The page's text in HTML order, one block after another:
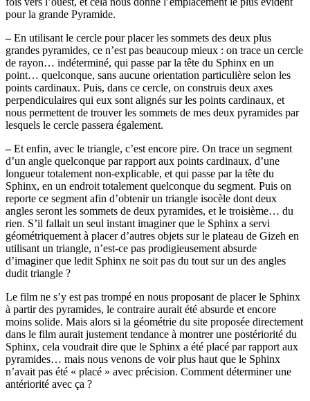
pour la grande Pyramide.
–En utilisant le cercle pour placer les sommets des deux plus
grandes pyramides, ce n’est pas beaucoup mieux : on trace un cercle
de rayon… indéterminé, qui passe par la tête du Sphinx en un
point… quelconque, sans aucune orientation particulière selon les
points cardinaux. Puis, dans ce cercle, on construis deux axes
perpendiculaires qui eux sont alignés sur les points cardinaux, et
nous permettent de trouver les sommets de mes deux pyramides par
lesquels le cercle passera également.
–Et enfin, avec le triangle, c’est encore pire. On trace un segment
d’un angle quelconque par rapport aux points cardinaux, d’une
longueur totalement non-explicable, et qui passe par la tête du
Sphinx, en un endroit totalement quelconque du segment. Puis on
reporte ce segment afin d’obtenir un triangle isocèle dont deux
angles seront les sommets de deux pyramides, et le troisième… du
rien. S’il fallait un seul instant imaginer que le Sphinx a servi
géométriquement à placer d’autres objets sur le plateau de Gizeh en
utilisant un triangle, n’est-ce pas prodigieusement absurde
d’imaginer que ledit Sphinx ne soit pas du tout sur un des angles
dudit triangle ?
Le film ne s’y est pas trompé en nous proposant de placer le Sphinx
à partir des pyramides, le contraire aurait été absurde et encore
moins solide. Mais alors si la géométrie du site proposée directement
dans le film aurait justement tendance à montrer une postériorité du
Sphinx, cela voudrait dire que le Sphinx a été placé par rapport aux
pyramides… mais nous venons de voir plus haut que le Sphinx
n’avait pas été « placé » avec précision. Comment déterminer une
antériorité avec ça ?